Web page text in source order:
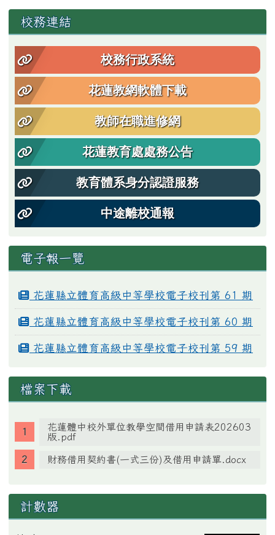
左邊區域內容
校務連結
校務行政系統
花蓮教網軟體下載
教師在職進修網
花蓮教育處處務公告
教育體系身分認證服務
中途離校通報
電子報一覽
花蓮縣立體育高級中等學校電子校刊第 61 期
花蓮縣立體育高級中等學校電子校刊第 60 期
花蓮縣立體育高級中等學校電子校刊第 59 期
檔案下載
花蓮體中校外單位教學空間借用申請表202603
版.pdf
財務借用契約書(一式三份)及借用申請單.docx
計數器